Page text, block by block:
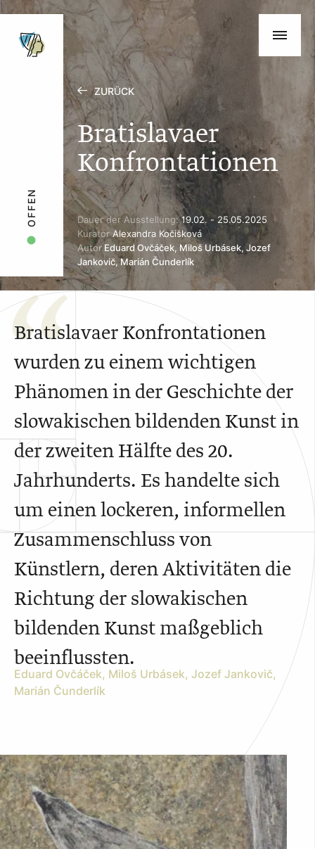
ZURÜCK
Bratislavaer
Konfrontationen
Dauer der Ausstellung:19.02. - 25.05.2025
KuratorAlexandra Kočišková
Autor Eduard Ovčáček, Miloš Urbásek, Jozef
Jankovič, Marián Čunderlík
OFFEN
Bratislavaer Konfrontationen
wurden zu einem wichtigen
Phänomen in der Geschichte der
slowakischen bildenden Kunst in
der zweiten Hälfte des 20.
Jahrhunderts. Es handelte sich
um einen lockeren, informellen
Zusammenschluss von
Künstlern, deren Aktivitäten die
Richtung der slowakischen
bildenden Kunst maßgeblich
beeinflussten.
Eduard Ovčáček, Miloš Urbásek, Jozef Jankovič,
Marián Čunderlík